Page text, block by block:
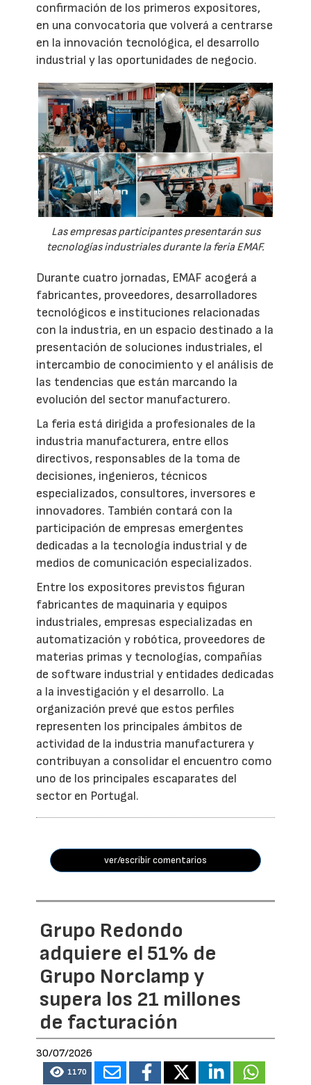
confirmación de los primeros expositores,
en una convocatoria que volverá a centrarse
en la innovación tecnológica, el desarrollo
industrial y las oportunidades de negocio.
Las empresas participantes presentarán sus
tecnologías industriales durante la feria EMAF.
Durante cuatro jornadas, EMAF acogerá a
fabricantes, proveedores, desarrolladores
tecnológicos e instituciones relacionadas
con la industria, en un espacio destinado a la
presentación de soluciones industriales, el
intercambio de conocimiento y el análisis de
las tendencias que están marcando la
evolución del sector manufacturero.
La feria está dirigida a profesionales de la
industria manufacturera, entre ellos
directivos, responsables de la toma de
decisiones, ingenieros, técnicos
especializados, consultores, inversores e
innovadores. También contará con la
participación de empresas emergentes
dedicadas a la tecnología industrial y de
medios de comunicación especializados.
Entre los expositores previstos figuran
fabricantes de maquinaria y equipos
industriales, empresas especializadas en
automatización y robótica, proveedores de
materias primas y tecnologías, compañías
de software industrial y entidades dedicadas
a la investigación y el desarrollo. La
organización prevé que estos perfiles
representen los principales ámbitos de
actividad de la industria manufacturera y
contribuyan a consolidar el encuentro como
uno de los principales escaparates del
sector en Portugal.
ver/escribir comentarios
Grupo Redondo
adquiere el 51% de
Grupo Norclamp y
supera los 21 millones
de facturación
30/07/2026
1170